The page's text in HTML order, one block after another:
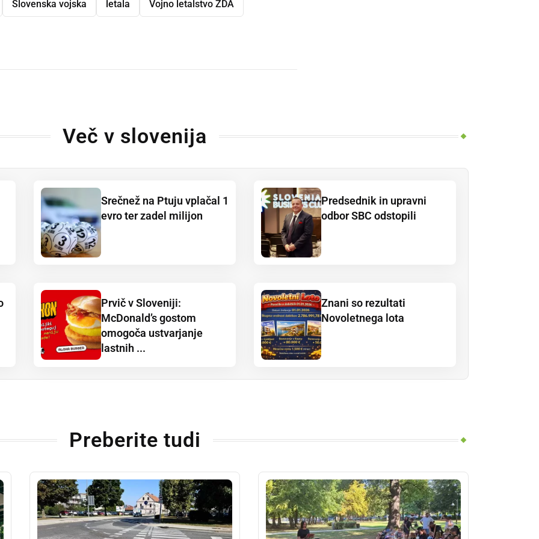
Slovenska vojska letala Vojno letalstvo ZDA
Več v slovenija
Srečnež na Ptuju vplačal 1
evro ter zadel milijon
Predsednik in upravni
odbor SBC odstopili
Prvič v Sloveniji:
McDonald’s gostom
omogoča ustvarjanje
lastnih ...
Znani so rezultati
Novoletnega lota
Preberite tudi